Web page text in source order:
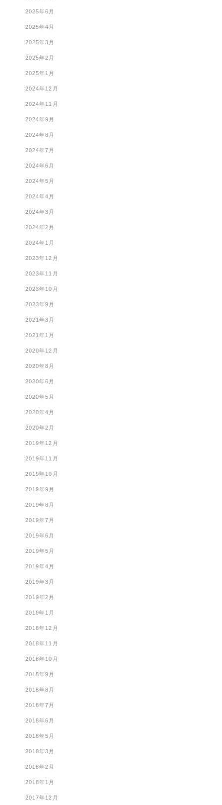
2025年6月
2025年4月
2025年3月
2025年2月
2025年1月
2024年12月
2024年11月
2024年9月
2024年8月
2024年7月
2024年6月
2024年5月
2024年4月
2024年3月
2024年2月
2024年1月
2023年12月
2023年11月
2023年10月
2023年9月
2021年3月
2021年1月
2020年12月
2020年8月
2020年6月
2020年5月
2020年4月
2020年2月
2019年12月
2019年11月
2019年10月
2019年9月
2019年8月
2019年7月
2019年6月
2019年5月
2019年4月
2019年3月
2019年2月
2019年1月
2018年12月
2018年11月
2018年10月
2018年9月
2018年8月
2018年7月
2018年6月
2018年5月
2018年3月
2018年2月
2018年1月
2017年12月